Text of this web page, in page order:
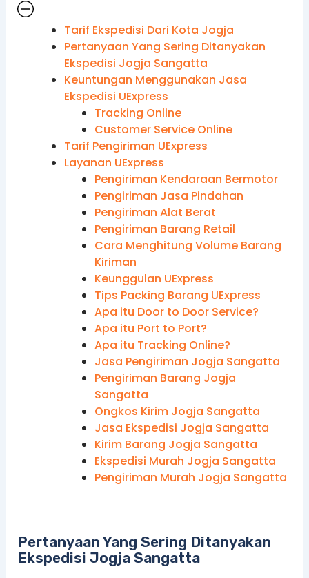
Tarif Ekspedisi Dari Kota Jogja
Pertanyaan Yang Sering Ditanyakan
Ekspedisi Jogja Sangatta
Keuntungan Menggunakan Jasa
Ekspedisi UExpress
Tracking Online
Customer Service Online
Tarif Pengiriman UExpress
Layanan UExpress
Pengiriman Kendaraan Bermotor
Pengiriman Jasa Pindahan
Pengiriman Alat Berat
Pengiriman Barang Retail
Cara Menghitung Volume Barang
Kiriman
Keunggulan UExpress
Tips Packing Barang UExpress
Apa itu Door to Door Service?
Apa itu Port to Port?
Apa itu Tracking Online?
Jasa Pengiriman Jogja Sangatta
Pengiriman Barang Jogja
Sangatta
Ongkos Kirim Jogja Sangatta
Jasa Ekspedisi Jogja Sangatta
Kirim Barang Jogja Sangatta
Ekspedisi Murah Jogja Sangatta
Pengiriman Murah Jogja Sangatta
Pertanyaan Yang Sering Ditanyakan
Ekspedisi Jogja Sangatta